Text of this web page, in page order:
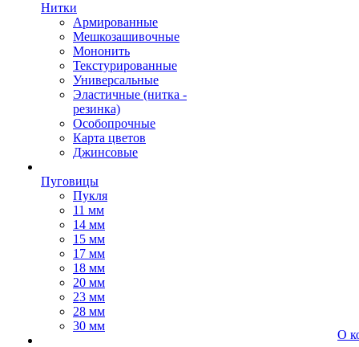
Нитки
Армированные
Мешкозашивочные
Мононить
Текстурированные
Универсальные
Эластичные (нитка -
резинка)
Особопрочные
Карта цветов
Джинсовые
Пуговицы
Пукля
11 мм
14 мм
15 мм
17 мм
18 мм
20 мм
23 мм
28 мм
30 мм
О